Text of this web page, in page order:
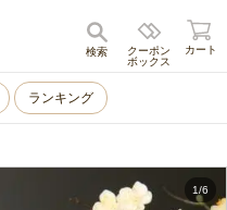
キャンセル
クーポン
ボックス
検索 カート
ランキング
1/6